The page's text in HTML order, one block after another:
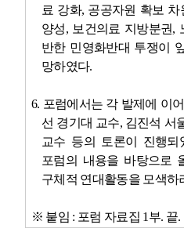
료 강화, 공공자원 확보 차
양성, 보건의료 지방분권,
반한 민영화반대 투쟁이
망하였다.
6. 포럼에서는 각 발제에 이
선 경기대 교수, 김진석 서
교수 등의 토론이 진행되
포럼의 내용을 바탕으로
구체적 연대활동을 모색하
※ 붙임 : 포럼 자료집 1 부. 끝.